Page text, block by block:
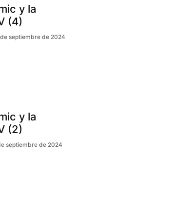
y la
(4)
septiembre de 2024
y la
(2)
septiembre de 2024